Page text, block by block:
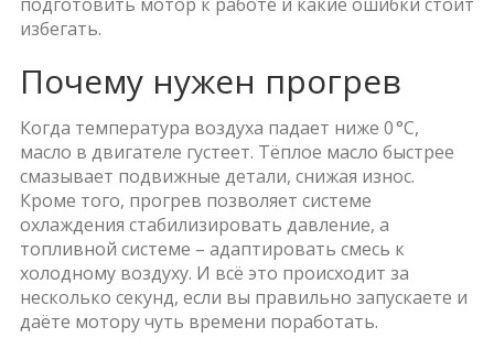
избегать.
Почему нужен прогрев
Когда температура воздуха падает ниже 0 °C,
масло в двигателе густеет. Тёплое масло быстрее
смазывает подвижные детали, снижая износ.
Кроме того, прогрев позволяет системе
охлаждения стабилизировать давление, а
топливной системе – адаптировать смесь к
холодному воздуху. И всё это происходит за
несколько секунд, если вы правильно запускаете и
даёте мотору чуть времени поработать.